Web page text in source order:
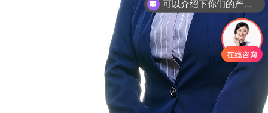
可以介绍下你们的产品么